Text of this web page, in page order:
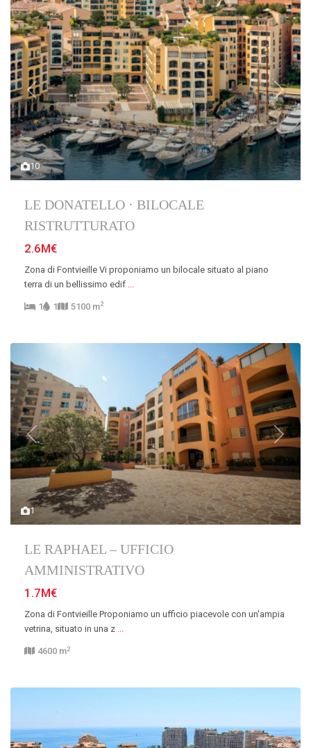
10
Previous Next
LE DONATELLO · BILOCALE
RISTRUTTURATO
2.6M€
Zona di Fontvieille Vi proponiamo un bilocale situato al piano
terra di un bellissimo edif ...
1 1 5100 m2
1
Previous Next
LE RAPHAEL – UFFICIO
AMMINISTRATIVO
1.7M€
Zona di Fontvieille Proponiamo un ufficio piacevole con un'ampia
vetrina, situato in una z ...
4600 m2